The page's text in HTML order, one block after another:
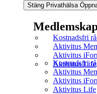
Stäng Privathälsa
Kostnadsfri
Aktivitus
Aktivitus
Aktivitus Life
Kostnadsfri
Aktivitus
Aktivitus
Aktivitus Life